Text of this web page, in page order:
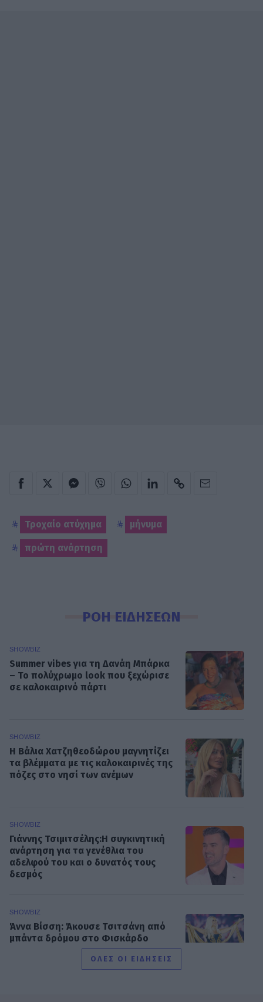
Τροχαίο ατύχημα μήνυμα
πρώτη ανάρτηση
ΡΟΗ ΕΙΔΗΣΕΩΝ
SHOWBIZ
Summer vibes για τη Δανάη Μπάρκα
– Το πολύχρωμο look που ξεχώρισε
σε καλοκαιρινό πάρτι
SHOWBIZ
Η Βάλια Χατζηθεοδώρου μαγνητίζει
τα βλέμματα με τις καλοκαιρινές της
πόζες στο νησί των ανέμων
SHOWBIZ
Γιάννης Τσιμιτσέλης:Η συγκινητική
ανάρτηση για τα γενέθλια του
αδελφού του και ο δυνατός τους
δεσμός
SHOWBIZ
Άννα Βίσση: Άκουσε Τσιτσάνη από
μπάντα δρόμου στο Φισκάρδο
ΟΛΕΣ ΟΙ ΕΙΔΗΣΕΙΣ